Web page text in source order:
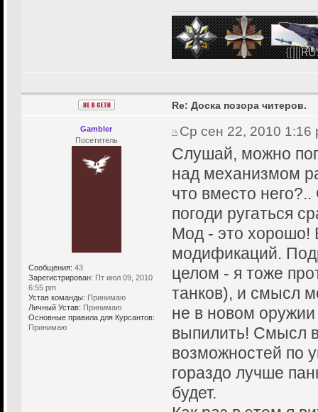
Gambler
Посетитель
Сообщения: 43
Зарегистрирован: Пт июл 09, 2010
6:55 pm
Устав команды: Принимаю
Личный Устав: Принимаю
Основные правила для Курсантов:
Принимаю
Re: Доска позора читеров.
Ср сен 22, 2010 1:16
Слушай, можно
над механизмом
что вместо
погоди ругаться
Мод - это хорошо!
модификаций.
целом - я тоже
танков), и смысл
не в новом
выпилить! Смысл
возможностей по
гораздо лучше
будет.